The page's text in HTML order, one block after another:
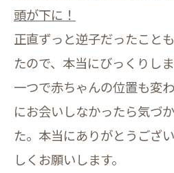
頭が下に！
正直ずっと逆子だったこと
たので、本当にびっくりし
一つで赤ちゃんの位置も変
にお会いしなかったら気づ
た。本当にありがとうござ
しくお願いします。